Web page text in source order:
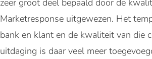
zeer groot deel bepaald door de
Marketresponse uitgewezen. Het
bank en klant en de kwaliteit van die
uitdaging is daar veel meer